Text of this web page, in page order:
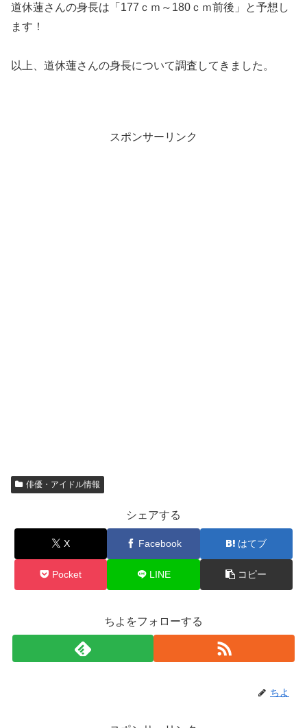
道休蓮さんの身長は「177ｃｍ～180ｃｍ前後」と予想し
ます！
以上、道休蓮さんの身長について調査してきました。
スポンサーリンク
俳優・アイドル情報
シェアする
X Facebook はてブ
Pocket LINE コピー
ちよをフォローする
ちよ